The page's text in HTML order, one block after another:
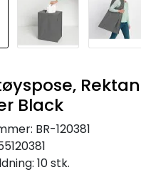
Black
BR-120381
10 stk.